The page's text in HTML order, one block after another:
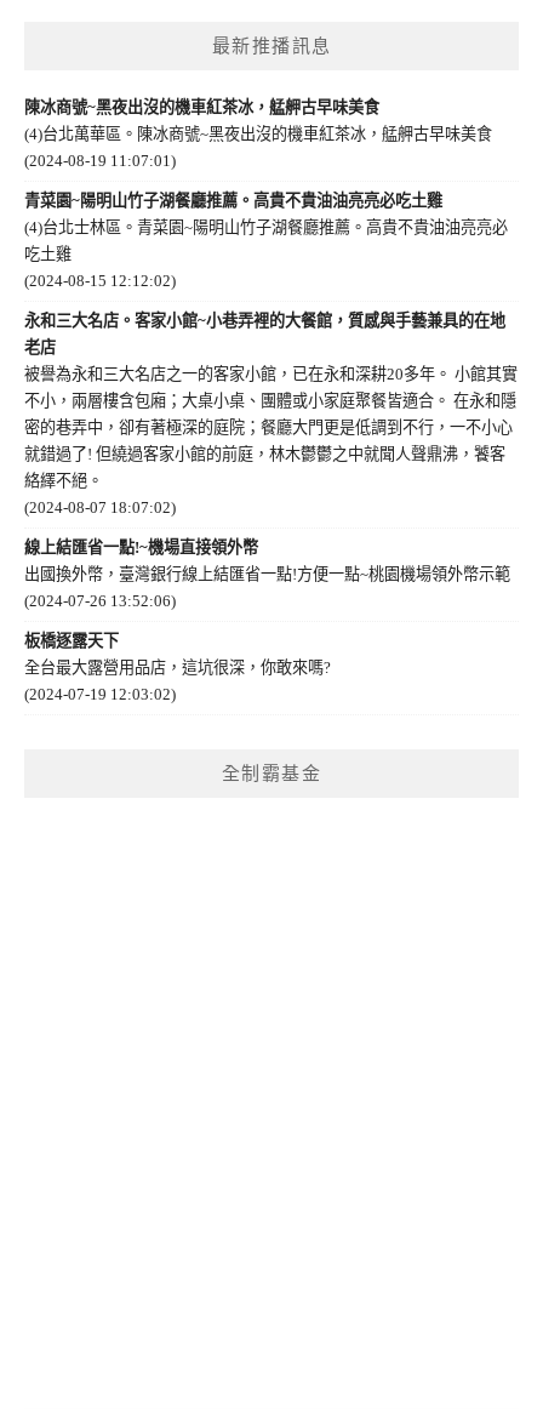
最新推播訊息
陳冰商號~黑夜出沒的機車紅茶冰，艋舺古早味美食
(4)台北萬華區。陳冰商號~黑夜出沒的機車紅茶冰，艋舺古早味美食
(2024-08-19 11:07:01)
青菜園~陽明山竹子湖餐廳推薦。高貴不貴油油亮亮必吃土雞
(4)台北士林區。青菜園~陽明山竹子湖餐廳推薦。高貴不貴油油亮亮必
吃土雞
(2024-08-15 12:12:02)
永和三大名店。客家小館~小巷弄裡的大餐館，質感與手藝兼具的在地
老店
被譽為永和三大名店之一的客家小館，已在永和深耕20多年。 小館其實
不小，兩層樓含包廂；大桌小桌、團體或小家庭聚餐皆適合。 在永和隱
密的巷弄中，卻有著極深的庭院；餐廳大門更是低調到不行，一不小心
就錯過了! 但繞過客家小館的前庭，林木鬱鬱之中就聞人聲鼎沸，饕客
絡繹不絕。
(2024-08-07 18:07:02)
線上結匯省一點!~機場直接領外幣
出國換外幣，臺灣銀行線上結匯省一點!方便一點~桃園機場領外幣示範
(2024-07-26 13:52:06)
板橋逐露天下
全台最大露營用品店，這坑很深，你敢來嗎?
(2024-07-19 12:03:02)
全制霸基金